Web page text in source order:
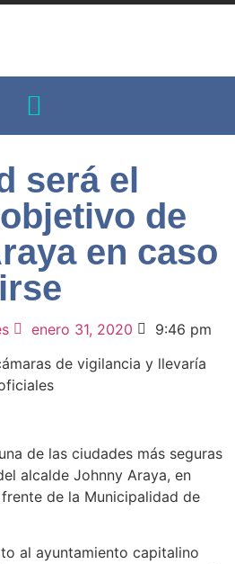
será el
de
en caso
enero 31, 2020
9:46 pm
de vigilancia y llevaría
de las ciudades más seguras
alcalde Johnny Araya, en
de la Municipalidad de
al ayuntamiento capitalino